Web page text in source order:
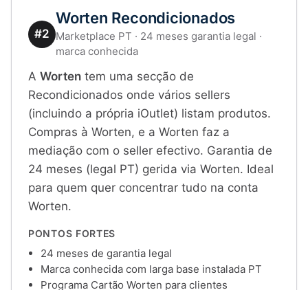
#2
Worten Recondicionados
Marketplace PT · 24 meses garantia legal ·
marca conhecida
A Worten tem uma secção de
Recondicionados onde vários sellers
(incluindo a própria iOutlet) listam produtos.
Compras à Worten, e a Worten faz a
mediação com o seller efectivo. Garantia de
24 meses (legal PT) gerida via Worten. Ideal
para quem quer concentrar tudo na conta
Worten.
PONTOS FORTES
24 meses de garantia legal
Marca conhecida com larga base instalada PT
Programa Cartão Worten para clientes